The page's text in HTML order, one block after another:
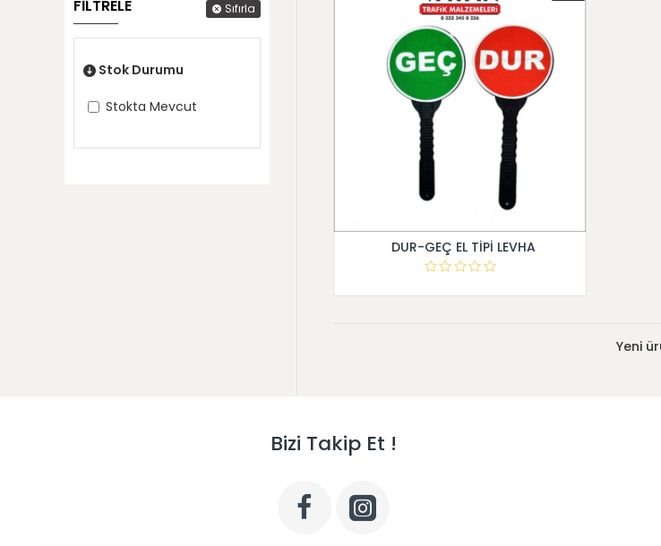
FİLTRELE Sıfırla
Stok Durumu
Stokta Mevcut
DUR-GEÇ EL TİPİ LEVHA
Yeni
Bizi Takip Et !